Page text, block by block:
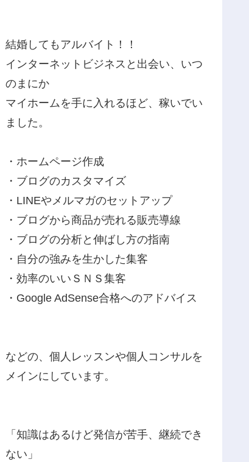
結婚してもアルバイト！！
インターネットビジネスと出会い、いつ
のまにか
マイホームを手に入れるほど、稼いでい
ました。
・ホームページ作成
・ブログのカスタマイズ
・LINEやメルマガのセットアップ
・ブログから商品が売れる販売導線
・ブログの分析と伸ばし方の指南
・自分の強みを生かした集客
・効率のいいＳＮＳ集客
・Google AdSense合格へのアドバイス
などの、個人レッスンや個人コンサルを
メインにしています。
「知識はあるけど発信が苦手、継続でき
ない」